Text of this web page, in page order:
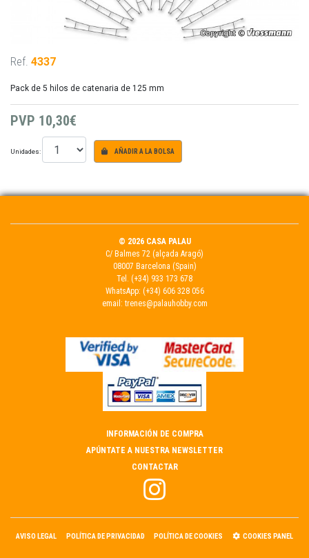
Ref. 4337
Pack de 5 hilos de catenaria de 125 mm
PVP 10,30€
Unidades: AÑADIR A LA BOLSA
© 2026 CASA PALAU
C/ Balmes 72 (alçada Aragó)
08007 Barcelona (Spain)
Tel. (+34) 933 173 678
WhatsApp: (+34) 606 328 056
email: trenes@palauhobby.com
INFORMACIÓN DE COMPRA
APÚNTATE A NUESTRA NEWSLETTER
CONTACTAR
AVISO LEGAL POLÍTICA DE PRIVACIDAD POLÍTICA DE COOKIES COOKIES PANEL